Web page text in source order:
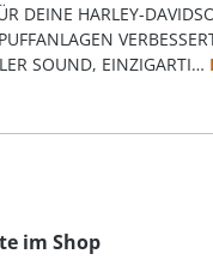
DEINE HARLEY-
SOUND, EINZIGARTI…
im Shop